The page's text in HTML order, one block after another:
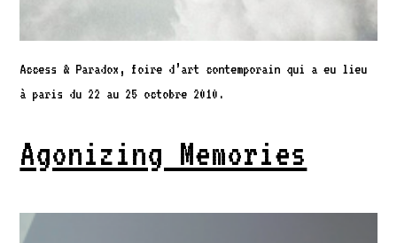
Access & Paradox, foire d’art contemporain qui a eu lieu
à paris du 22 au 25 octobre 2010.
Agonizing Memories